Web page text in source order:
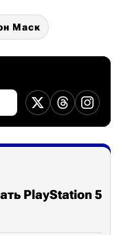
Маск
PlayStation 5